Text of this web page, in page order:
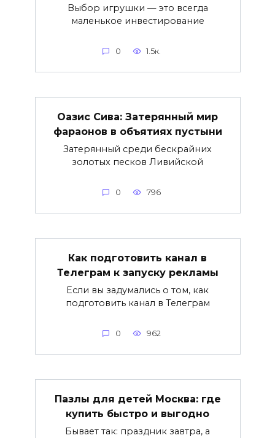
Выбор игрушки — это всегда
маленькое инвестирование
0 1.5к.
Оазис Сива: Затерянный мир
фараонов в объятиях пустыни
Затерянный среди бескрайних
золотых песков Ливийской
0 796
Как подготовить канал в
Телеграм к запуску рекламы
Если вы задумались о том, как
подготовить канал в Телеграм
0 962
Пазлы для детей Москва: где
купить быстро и выгодно
Бывает так: праздник завтра, а